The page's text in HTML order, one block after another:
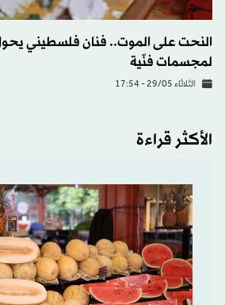
النحت على الموت.. فنان فلسطيني
لمجسمات فنّية
الثلاثاء 29/05 - 17:54
الأكثر قراءة